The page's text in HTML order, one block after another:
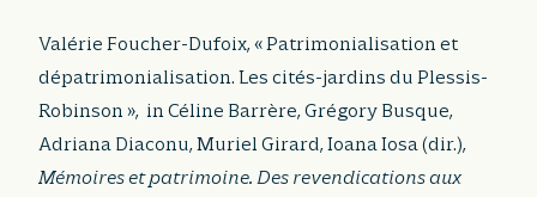
Valérie Foucher-Dufoix, « Patrimonialisation et
dépatrimonialisation. Les cités-jardins du Plessis-
Robinson », in Céline Barrère, Grégory Busque,
Adriana Diaconu, Muriel Girard, Ioana Iosa (dir.),
Mémoires et patrimoine. Des revendications aux